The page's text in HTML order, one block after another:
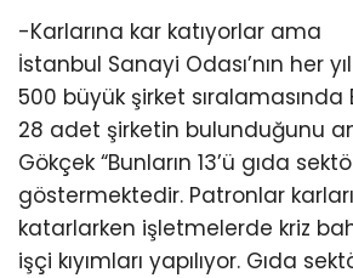
-Karlarına kar katıyorlar ama
İstanbul Sanayi Odası’nın her yıl
500 büyük şirket sıralamasında
28 adet şirketin bulunduğunu
Gökçek “Bunların 13’ü gıda
göstermektedir. Patronlar
katarlarken işletmelerde kriz
işçi kıyımları yapılıyor. Gıda